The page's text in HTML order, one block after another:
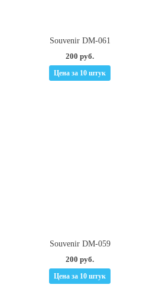
Souvenir DM-061
200 руб.
Цена за 10 штук
Souvenir DM-059
200 руб.
Цена за 10 штук